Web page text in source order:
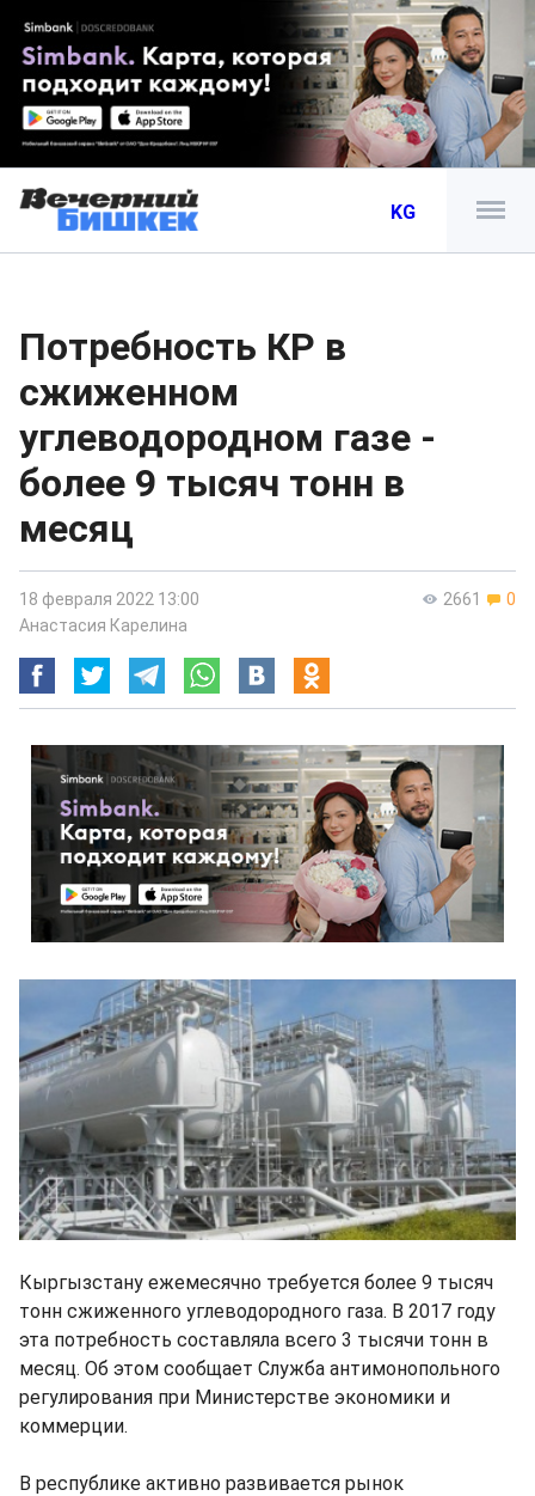
KG
Потребность КР в
сжиженном
углеводородном газе -
более 9 тысяч тонн в
месяц
2661 0
18 февраля 2022 13:00
Анастасия Карелина
Кыргызстану ежемесячно требуется более 9 тысяч
тонн сжиженного углеводородного газа. В 2017 году
эта потребность составляла всего 3 тысячи тонн в
месяц. Об этом сообщает Служба антимонопольного
регулирования при Министерстве экономики и
коммерции.
В республике активно развивается рынок